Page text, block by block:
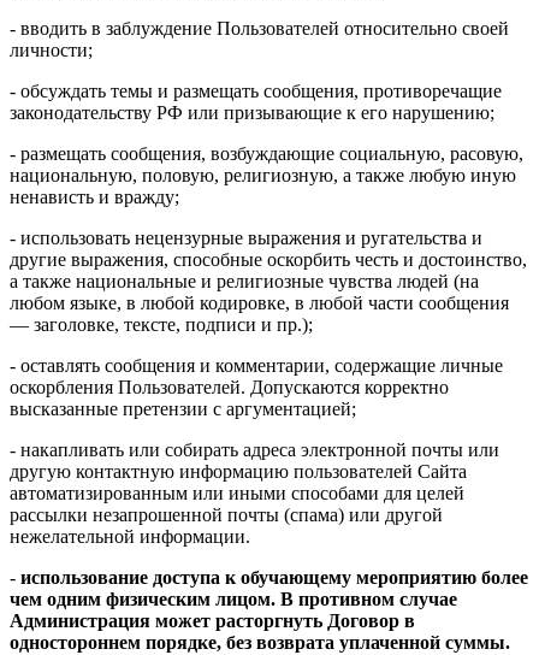
- вводить в заблуждение Пользователей относительно своей
личности;
- обсуждать темы и размещать сообщения, противоречащие
законодательству РФ или призывающие к его нарушению;
- размещать сообщения, возбуждающие социальную, расовую,
национальную, половую, религиозную, а также любую иную
ненависть и вражду;
- использовать нецензурные выражения и ругательства и
другие выражения, способные оскорбить честь и достоинство,
а также национальные и религиозные чувства людей (на
любом языке, в любой кодировке, в любой части сообщения
— заголовке, тексте, подписи и пр.);
- оставлять сообщения и комментарии, содержащие личные
оскорбления Пользователей. Допускаются корректно
высказанные претензии с аргументацией;
- накапливать или собирать адреса электронной почты или
другую контактную информацию пользователей Сайта
автоматизированным или иными способами для целей
рассылки незапрошенной почты (спама) или другой
нежелательной информации.
- использование доступа к обучающему мероприятию более
чем одним физическим лицом. В противном случае
Администрация может расторгнуть Договор в
одностороннем порядке, без возврата уплаченной суммы.